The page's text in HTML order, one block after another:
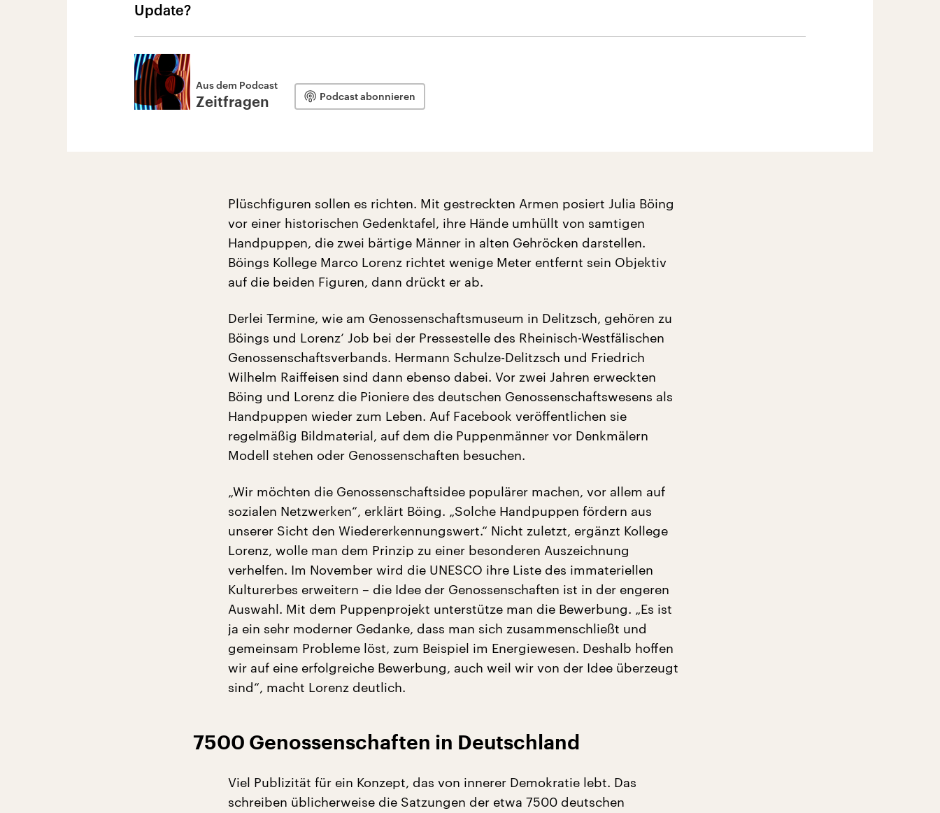
Update?
Aus dem Podcast
Zeitfragen Podcast abonnieren
Plüschfiguren sollen es richten. Mit gestreckten Armen posiert Julia Böing
vor einer historischen Gedenktafel, ihre Hände umhüllt von samtigen
Handpuppen, die zwei bärtige Männer in alten Gehröcken darstellen.
Böings Kollege Marco Lorenz richtet wenige Meter entfernt sein Objektiv
auf die beiden Figuren, dann drückt er ab.
Derlei Termine, wie am Genossenschaftsmuseum in Delitzsch, gehören zu
Böings und Lorenz‘ Job bei der Pressestelle des Rheinisch-Westfälischen
Genossenschaftsverbands. Hermann Schulze-Delitzsch und Friedrich
Wilhelm Raiffeisen sind dann ebenso dabei. Vor zwei Jahren erweckten
Böing und Lorenz die Pioniere des deutschen Genossenschaftswesens als
Handpuppen wieder zum Leben. Auf Facebook veröffentlichen sie
regelmäßig Bildmaterial, auf dem die Puppenmänner vor Denkmälern
Modell stehen oder Genossenschaften besuchen.
„Wir möchten die Genossenschaftsidee populärer machen, vor allem auf
sozialen Netzwerken“, erklärt Böing. „Solche Handpuppen fördern aus
unserer Sicht den Wiedererkennungswert.“ Nicht zuletzt, ergänzt Kollege
Lorenz, wolle man dem Prinzip zu einer besonderen Auszeichnung
verhelfen. Im November wird die UNESCO ihre Liste des immateriellen
Kulturerbes erweitern – die Idee der Genossenschaften ist in der engeren
Auswahl. Mit dem Puppenprojekt unterstütze man die Bewerbung. „Es ist
ja ein sehr moderner Gedanke, dass man sich zusammenschließt und
gemeinsam Probleme löst, zum Beispiel im Energiewesen. Deshalb hoffen
wir auf eine erfolgreiche Bewerbung, auch weil wir von der Idee überzeugt
sind“, macht Lorenz deutlich.
7500 Genossenschaften in Deutschland
Viel Publizität für ein Konzept, das von innerer Demokratie lebt. Das
schreiben üblicherweise die Satzungen der etwa 7500 deutschen